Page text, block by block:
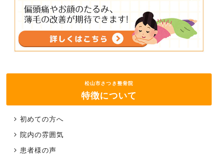
松山市さつき整骨院
特徴について
初めての方へ
院内の雰囲気
患者様の声